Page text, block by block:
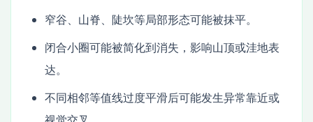
窄谷、山脊、陡坎等局部形态可能被抹平。
闭合小圈可能被简化到消失，影响山顶或洼地表
达。
不同相邻等值线过度平滑后可能发生异常靠近或